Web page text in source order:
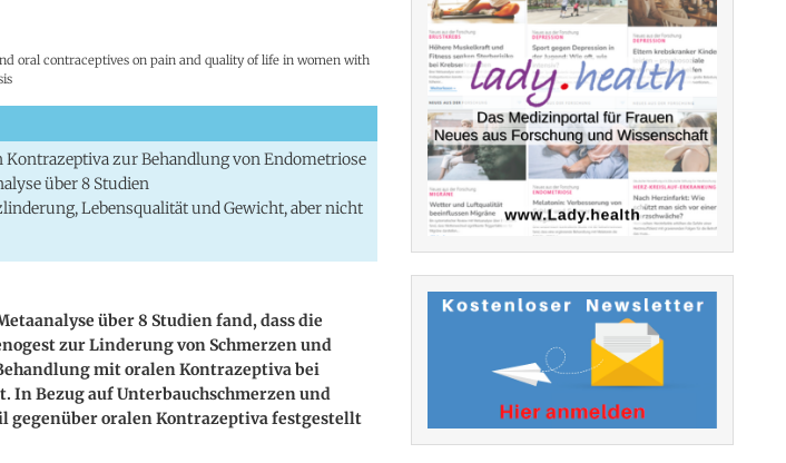
oral contraceptives on pain and quality of life in women with
Kontrazeptiva zur Behandlung von Endometriose
über 8 Studien
Lebensqualität und Gewicht, aber nicht
über 8 Studien fand, dass die
zur Linderung von Schmerzen und
mit oralen Kontrazeptiva bei
In Bezug auf Unterbauchschmerzen und
gegenüber oralen Kontrazeptiva festgestellt